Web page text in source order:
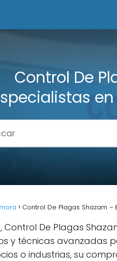
Control De
Control De Plagas Shazam
Control De Plagas
y técnicas avanzadas
o industrias, su